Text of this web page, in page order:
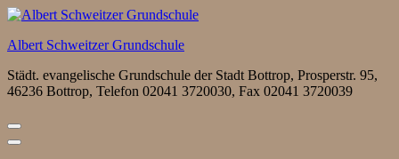
Zum
springen
drücken)
Albert Schweitzer Grundschule
Städt. evangelische Grundschule der Stadt Bottrop, Prosperstr. 95,
46236 Bottrop, Telefon 02041 3720030, Fax 02041 3720039